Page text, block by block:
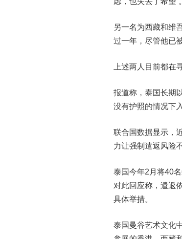
另一名为西藏和维
过一年，尽管他已
上述两人目前都在
报道称，泰国长期
没有护照的情况下
联合国数据显示，
力让强制遣返风险
泰国今年2月将40
对此回应称，遣返
具体举措。
泰国曼谷艺术文化